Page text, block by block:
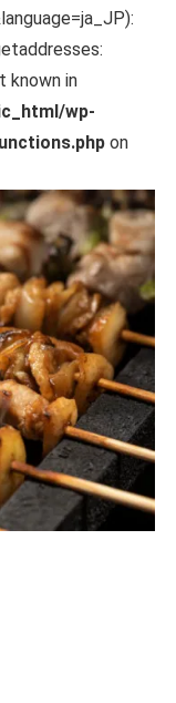
known in
wp-
on